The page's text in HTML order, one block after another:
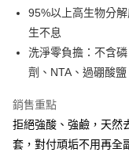
全盈+PAY
Hami Point
相關說明
會員帳號後，即可在購物
95%以上高生物分
生不息
洗淨零負擔：不含
劑、NTA、過硼酸
銷售重點
拒絕強酸、強鹼，天然
套，對付頑垢不用再全